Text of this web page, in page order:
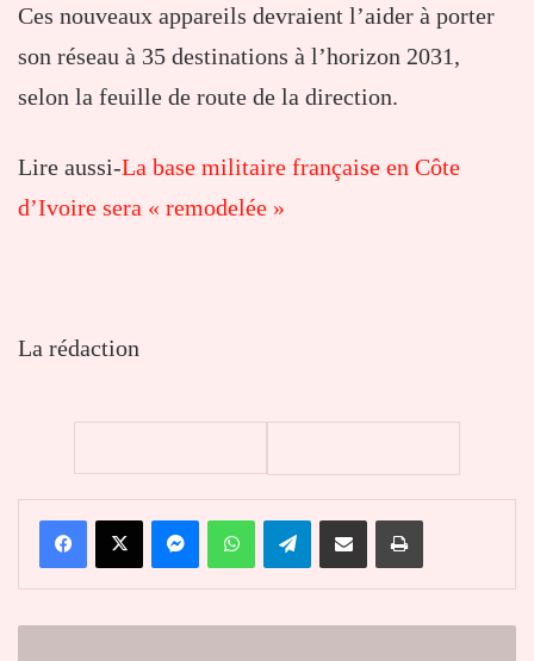
Ces nouveaux appareils devraient l’aider à porter
son réseau à 35 destinations à l’horizon 2031,
selon la feuille de route de la direction.
Lire aussi-La base militaire française en Côte
d’Ivoire sera « remodelée »
La rédaction
FacebookX MessengerWhatsAppTelegramPartager par email Imprimer